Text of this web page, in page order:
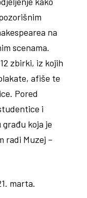
na
scenama.
zbirki, iz kojih
afiše te
Pored
i
koja je
radi Muzej –
marta.